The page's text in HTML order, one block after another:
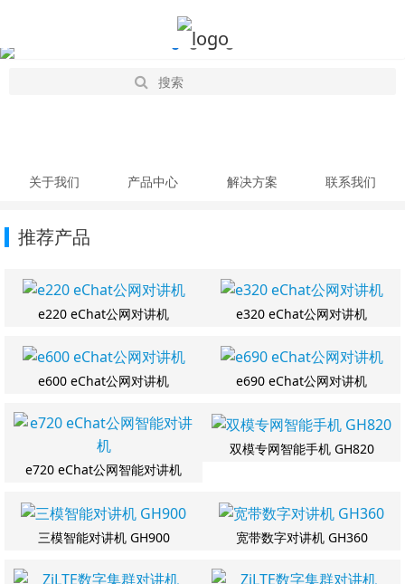
关于我们 产品中心 解决方案 联系我们
推荐产品
e220 eChat公网对讲机 e320 eChat公网对讲机
e600 eChat公网对讲机 e690 eChat公网对讲机
e720 eChat公网智能对讲机
双模专网智能手机 GH820
三模智能对讲机 GH900 宽带数字对讲机 GH360